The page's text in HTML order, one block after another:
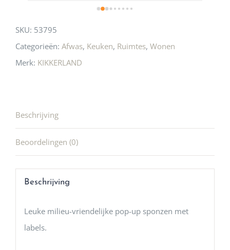
SKU: 53795
Categorieën: Afwas, Keuken, Ruimtes, Wonen
Merk: KIKKERLAND
Beschrijving
Beoordelingen (0)
Beschrijving
Leuke milieu-vriendelijke pop-up sponzen met
labels.